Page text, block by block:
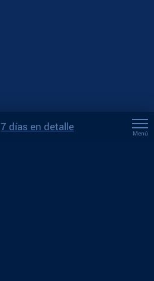
7 días en detalle
Menú